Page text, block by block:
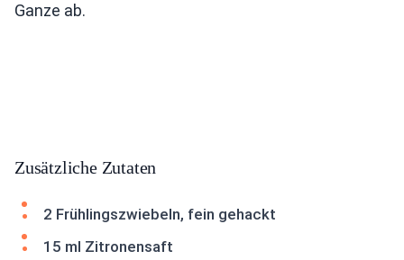
Ganze ab.
Zusätzliche Zutaten
2 Frühlingszwiebeln, fein gehackt
15 ml Zitronensaft